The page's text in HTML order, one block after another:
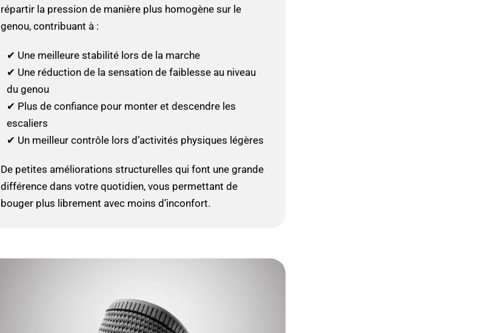
répartir la pression de manière plus homogène sur le
genou, contribuant à :
✔ Une meilleure stabilité lors de la marche
✔ Une réduction de la sensation de faiblesse au niveau
du genou
✔ Plus de confiance pour monter et descendre les
escaliers
✔ Un meilleur contrôle lors d’activités physiques légères
De petites améliorations structurelles qui font une grande
différence dans votre quotidien, vous permettant de
bouger plus librement avec moins d’inconfort.